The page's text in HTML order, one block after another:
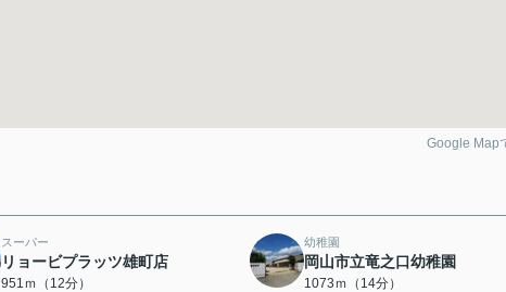
Google Map
スーパー
リョービプラッツ雄町店
951ｍ（12分）
幼稚園
岡山市立竜之口幼稚園
1073ｍ（14分）